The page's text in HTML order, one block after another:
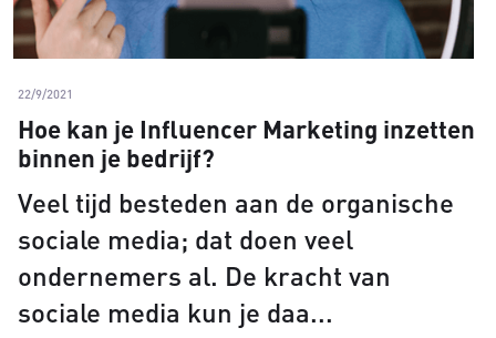
22/9/2021
Hoe kan je Influencer Marketing inzetten
binnen je bedrijf?
Veel tijd besteden aan de organische
sociale media; dat doen veel
ondernemers al. De kracht van
sociale media kun je daa